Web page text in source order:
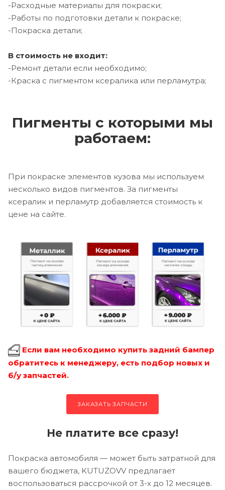
-Расходные материалы для покраски;
-Работы по подготовки детали к покраске;
-Покраска детали;
В стоимость не входит:
-Ремонт детали если необходимо;
-Краска с пигментом ксералика или перламутра;
Пигменты с которыми мы
работаем:
При покраске элементов кузова мы используем
несколько видов пигментов. За пигменты
ксералик и перламутр добавляется стоимость к
цене на сайте.
Если вам необходимо купить задний бампер
обратитесь к менеджеру, есть подбор новых и
б/у запчастей.
ЗАКАЗАТЬ ЗАПЧАСТИ
Не платите все сразу!
Покраска автомобиля — может быть затратной для
вашего бюджета, KUTUZOVV предлагает
воспользоваться рассрочкой от 3-х до 12 месяцев.